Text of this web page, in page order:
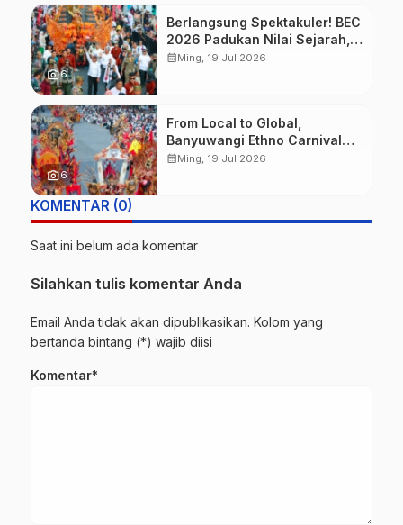
photo_camera6
Berlangsung Spektakuler! BEC
2026 Padukan Nilai Sejarah,
Budaya, dan Fashion Berkelas
calendar_monthMing, 19 Jul 2026
photo_camera6
From Local to Global,
Banyuwangi Ethno Carnival
Buktikan Budaya Lokal Mampu
calendar_monthMing, 19 Jul 2026
KOMENTAR (0)
Saat ini belum ada komentar
Silahkan tulis komentar Anda
Email Anda tidak akan dipublikasikan. Kolom yang
bertanda bintang (*) wajib diisi
Komentar*